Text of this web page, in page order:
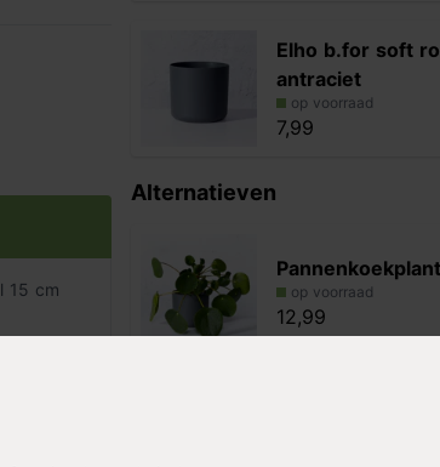
best in een
sterke
voeding
15 cm
Elho b.for soft
antraciet
op voorraad
7,99
Alternatieven
Pannenkoekplant
op voorraad
12,99